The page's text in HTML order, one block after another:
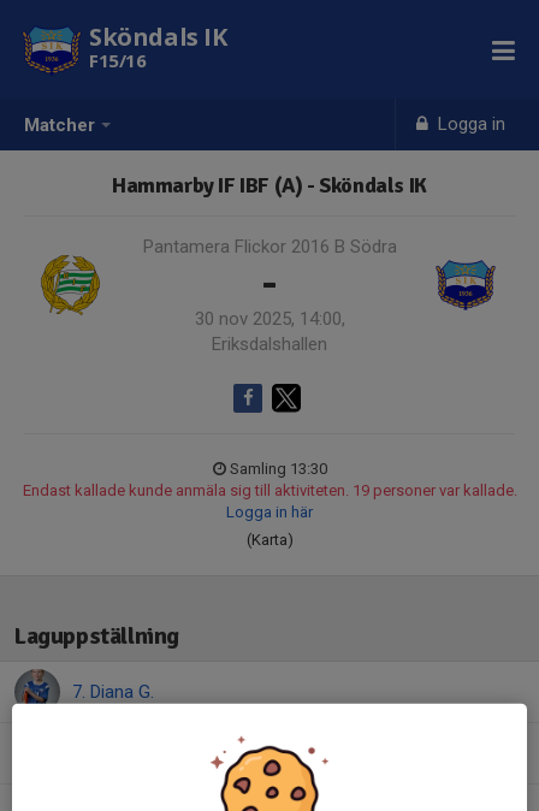
Matcher Logga in
Sköndals IK
F15/16
Hammarby IF IBF (A) - Sköndals IK
Pantamera Flickor 2016 B Södra
-
30 nov 2025, 14:00,
Eriksdalshallen
Samling 13:30
Endast kallade kunde anmäla sig till aktiviteten. 19 personer var kallade.
Logga in här
(Karta)
Laguppställning
7. Diana G.